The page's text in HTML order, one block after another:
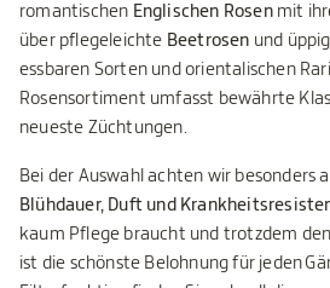
romantischen Englischen Rosenmit
über pflegeleichte Beetrosen und
essbaren Sorten und orientalischen
Rosensortiment umfasst bewährte
neueste Züchtungen.
Bei der Auswahl achten wir besonders
Blühdauer, Duft und
kaum Pflege braucht und trotzdem
ist die schönste Belohnung für jeden